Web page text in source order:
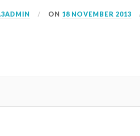
ON 18 NOVEMBER 2013